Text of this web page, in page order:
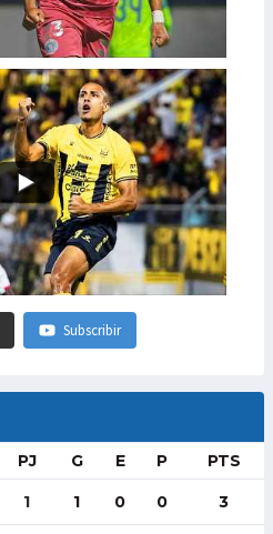
Subscribir
PJ G E P PTS
1 1 0 0 3